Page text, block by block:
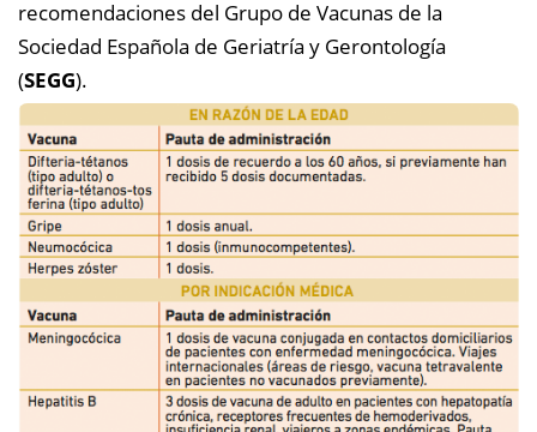
recomendaciones del Grupo de Vacunas de la
Sociedad Española de Geriatría y Gerontología
(SEGG).